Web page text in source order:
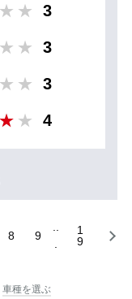
3
3
3
4
8 9
1
9
車種を選ぶ